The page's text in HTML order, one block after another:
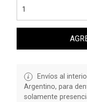
Envíos al
Argentino, para
solamente